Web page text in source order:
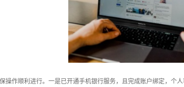
操作顺利进行。一是已开通手机银行服务，且完成账户绑定，